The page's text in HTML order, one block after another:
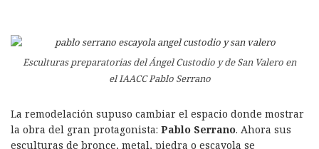
Esculturas preparatorias del Ángel Custodio y de San Valero en
el IAACC Pablo Serrano
La remodelación supuso cambiar el espacio donde mostrar
la obra del gran protagonista: Pablo Serrano. Ahora sus
esculturas de bronce, metal, piedra o escayola se